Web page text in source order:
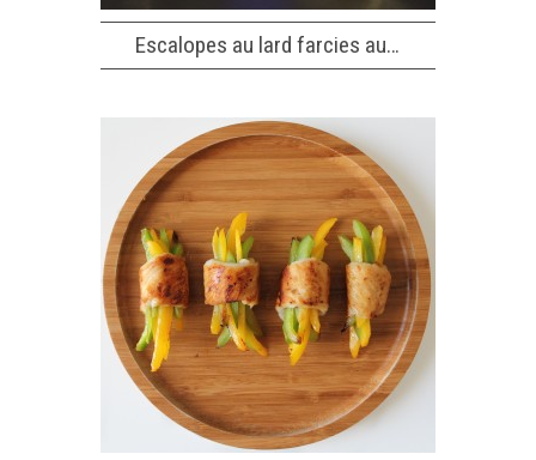
Escalopes au lard farcies au…